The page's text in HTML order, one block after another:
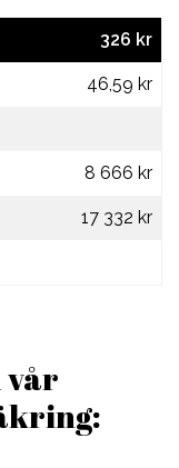
326 kr
46,59 kr
8 666 kr
17 332 kr
vår